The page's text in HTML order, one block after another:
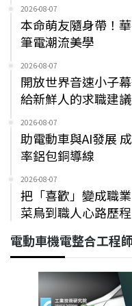
2026-08-07
本命萌友隨身帶！
筆電潮流美學
2026-08-07
開放世界音速小子
給新鮮人的求職建議
2026-08-07
助電動車與AI發展
率鋁包銅導線
2026-08-07
把「喜歡」變成職
菜鳥到職人心路歷程
電動車機電整合工程師